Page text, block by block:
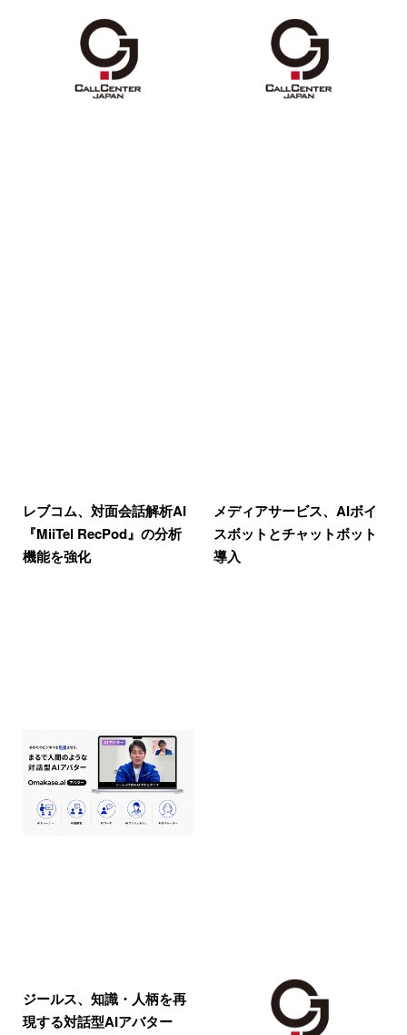
レブコム、対面会話解析AI
『MiiTel RecPod』の分析
機能を強化
メディアサービス、AIボイ
スボットとチャットボット
導入
ジールス、知識・人柄を再
現する対話型AIアバター